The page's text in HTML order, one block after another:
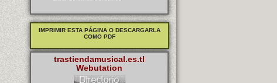
IMPRIMIR ESTA PÁGINA O DESCARGARLA
COMO PDF
trastiendamusical.es.tl
Webutation